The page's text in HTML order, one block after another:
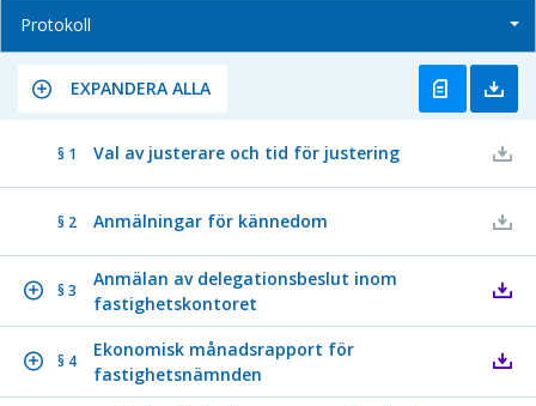
Protokoll
EXPANDERA ALLA
§ 1 Val av justerare och tid för justering
§ 2 Anmälningar för kännedom
§ 3
Anmälan av delegationsbeslut inom
fastighetskontoret
§ 4
Ekonomisk månadsrapport för
fastighetsnämnden